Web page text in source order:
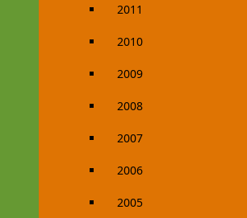
2011
2010
2009
2008
2007
2006
2005